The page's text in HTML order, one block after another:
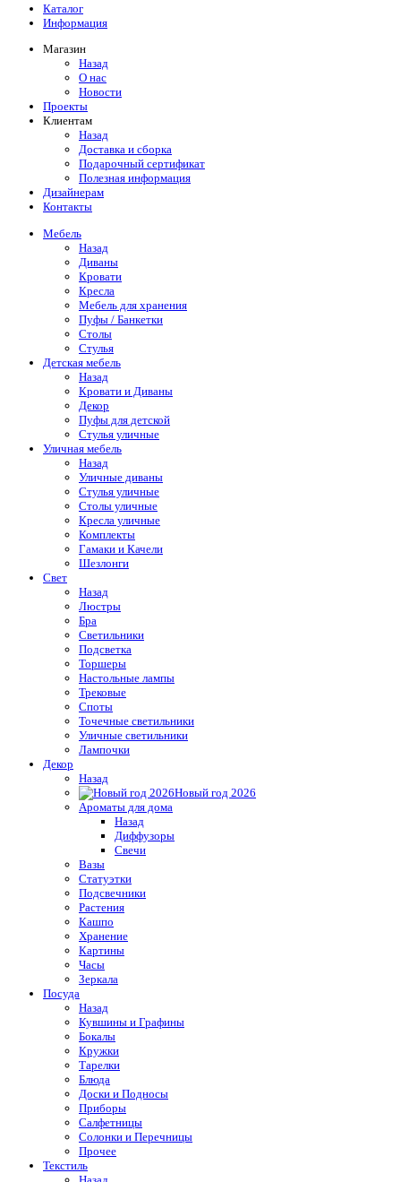
Каталог
Информация
Магазин
Назад
О нас
Новости
Проекты
Клиентам
Назад
Доставка и сборка
Подарочный сертификат
Полезная информация
Дизайнерам
Контакты
Мебель
Назад
Диваны
Кровати
Кресла
Мебель для хранения
Пуфы / Банкетки
Столы
Стулья
Детская мебель
Назад
Кровати и Диваны
Декор
Пуфы для детской
Стулья уличные
Уличная мебель
Назад
Уличные диваны
Стулья уличные
Столы уличные
Кресла уличные
Комплекты
Гамаки и Качели
Шезлонги
Свет
Назад
Люстры
Бра
Светильники
Подсветка
Торшеры
Настольные лампы
Трековые
Споты
Точечные светильники
Уличные светильники
Лампочки
Декор
Назад
Новый год 2026
Ароматы для дома
Назад
Диффузоры
Свечи
Вазы
Статуэтки
Подсвечники
Растения
Кашпо
Хранение
Картины
Часы
Зеркала
Посуда
Назад
Кувшины и Графины
Бокалы
Кружки
Тарелки
Блюда
Доски и Подносы
Приборы
Салфетницы
Солонки и Перечницы
Прочее
Текстиль